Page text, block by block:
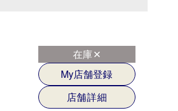
在庫✕
My店舗登録
店舗詳細